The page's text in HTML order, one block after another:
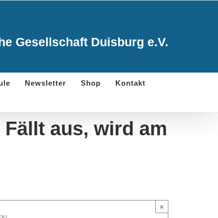
Gesellschaft Duisburg e.V.
Newsletter Shop Kontakt
aus, wird am
×